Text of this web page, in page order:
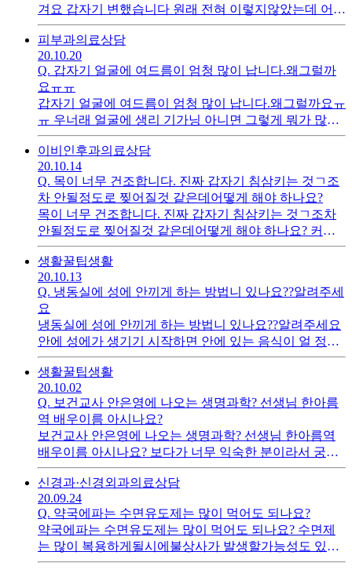
겨요 갑자기 변했습니다 원래 전혀 이렇지않았는데 어느
순간부터 변했습니다 샴푸를 바꿔야할까요 아니면 약 처
방을 받아야할까요ㅜㅜ ㅜㅠㅠ
피부과의료상담
20.10.20
Q. 갑자기 얼굴에 여드름이 엄청 많이 납니다.왜그럴까
요ㅠㅠ
갑자기 얼굴에 여드름이 엄청 많이 납니다.왜그럴까요ㅠ
ㅠ 우너래 얼굴에 생리 기가닝 아니면 그렇게 뭐가 많이
나지 않았는데 어느날 갑자기 얼굴에 뭐가 확나기 시작
하더니 그뒤로 꾸준히 계속 뭐가 많이 납니다. ㅠㅠㅠ진
짜 스트레스 받는데 화장품을 바꾸지도 않았고 특별한걸
먹지도 않았습니다. ..스트레스는 조금 받지만..ㅠㅠ도와
주세요
이비인후과의료상담
20.10.14
Q. 목이 너무 건조합니다. 진짜 갑자기 침삼키는 것ㄱ조
차 안될정도로 찢어질것 같은데어떻게 해야 하나요?
목이 너무 건조합니다. 진짜 갑자기 침삼키는 것ㄱ조차
안될정도로 찢어질것 같은데어떻게 해야 하나요? 커피
를 마셔서 그런건가하고 커피를 안마셔봐도 갑자기 목이
랑 ㅋ가 너무 건조해서 진짜 찢어질것 같이 아픕니다. 병
원을 가면 어떤 해결책이나 약처방이 있을까요>아니면
그냥 계속 물을 마셔주는게 더 좋을까요?
생활꿀팁생활
20.10.13
Q. 냉동실에 성에 안끼게 하는 방법니 있나요??알려주세
요
냉동실에 성에 안끼게 하는 방법니 있나요??알려주세요
안에 성에가 생기기 시작하면 안에 있는 음식이 얼 정도
로 생기느넫 이게 안 생기거나 적게 생기게 하는 방법이
있나요?성에는 왜생기는 건가요? ㅠㅠ 안에 물건을 많이
넣어서 생기는 건가요> 냉동고가 작아서 생기는 건가
요??
생활꿀팁생활
20.10.02
Q. 보건교사 안은영에 나오는 생명과학? 선생님 한아름
역 배우이름 아시나요?
보건교사 안은영에 나오는 생명과학? 선생님 한아름역
배우이름 아시나요? 보다가 너무 익숙한 분이라서 궁금
한데 배우 이름이 찾아봐도 안나오네요 다른 드라마나
영화 어디선가 본것 같은데 기억이 안나서 아시는분 좀
알여주세요
신경과·신경외과의료상담
20.09.24
Q. 약국에파는 수면유도제는 많이 먹어도 되나요?
약국에파는 수면유도제는 많이 먹어도 되나요? 수면제
는 많이 복용하게될시에불상사가 발생할가능성도 있는
데 수면 유도제는 몇알까지가 복용적정량일까요? 남용